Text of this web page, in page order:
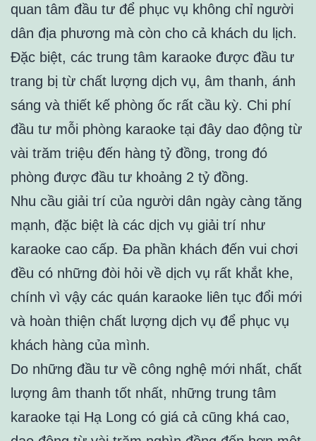
quan tâm đầu tư để phục vụ không chỉ người
dân địa phương mà còn cho cả khách du lịch.
Đặc biệt, các trung tâm karaoke được đầu tư
trang bị từ chất lượng dịch vụ, âm thanh, ánh
sáng và thiết kế phòng ốc rất cầu kỳ. Chi phí
đầu tư mỗi phòng karaoke tại đây dao động từ
vài trăm triệu đến hàng tỷ đồng, trong đó
phòng được đầu tư khoảng 2 tỷ đồng.
Nhu cầu giải trí của người dân ngày càng tăng
mạnh, đặc biệt là các dịch vụ giải trí như
karaoke cao cấp. Đa phần khách đến vui chơi
đều có những đòi hỏi về dịch vụ rất khắt khe,
chính vì vậy các quán karaoke liên tục đổi mới
và hoàn thiện chất lượng dịch vụ để phục vụ
khách hàng của mình.
Do những đầu tư về công nghệ mới nhất, chất
lượng âm thanh tốt nhất, những trung tâm
karaoke tại Hạ Long có giá cả cũng khá cao,